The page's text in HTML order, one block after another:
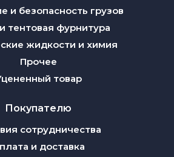
и безопасность грузов
тентовая фурнитура
жидкости и химия
Прочее
товар
Покупателю
сотрудничества
и доставка